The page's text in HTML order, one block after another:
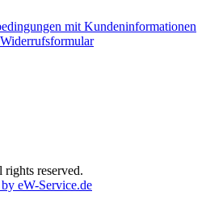
mit Kundeninformationen
reserved.
by eW-Service.de